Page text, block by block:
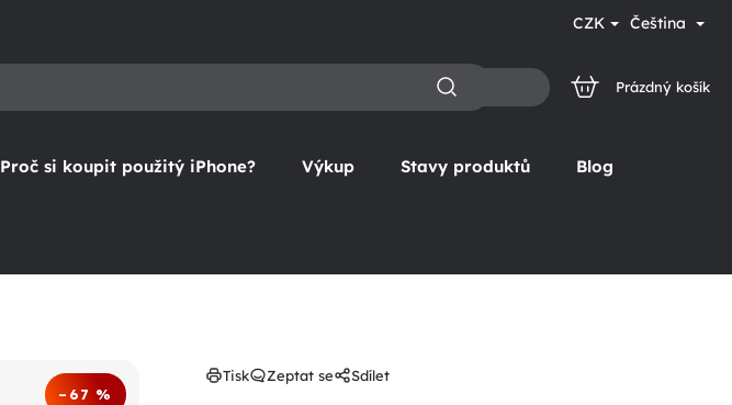
CZK Čeština
NÁKUPNÍ
Prázdný košík
Proč si koupit použitý iPhone? Výkup Stavy produktů Blog
–67 %
Tisk Zeptat se Sdílet